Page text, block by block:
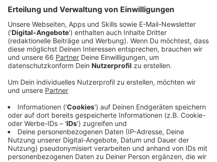
Anzeige
Kontroverse um den Corneliusplatz
Anzeige
Der Plan ist, im Frühjahr den Corneliusplatz probeweise
für den Autoverkehr zu sperren. Die IG Kö will aber den
Oberbürgermeister bitten, den Beschluss zu
beanstanden. Bei Mirja Cordes, Fraktionssprecherin der
Düsseldorfer GRÜNE stößt das auf Unverständnis.